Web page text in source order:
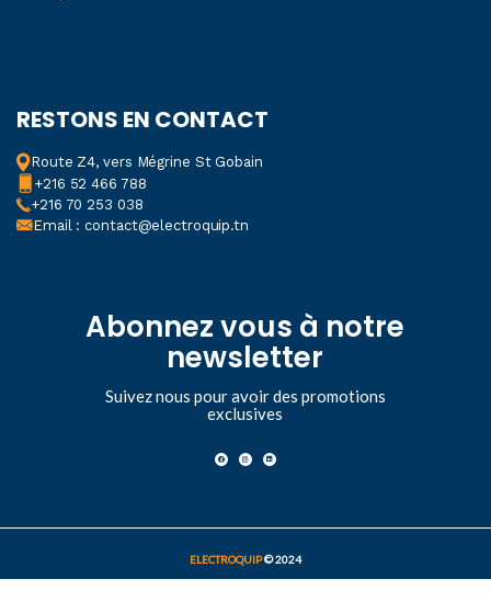
RESTONS EN CONTACT
Route Z4, vers Mégrine St Gobain
+216 52 466 788
+216 70 253 038
Email : contact@electroquip.tn
Abonnez vous à notre
newsletter
Suivez nous pour avoir des promotions
exclusives
ELECTROQUIP© 2024